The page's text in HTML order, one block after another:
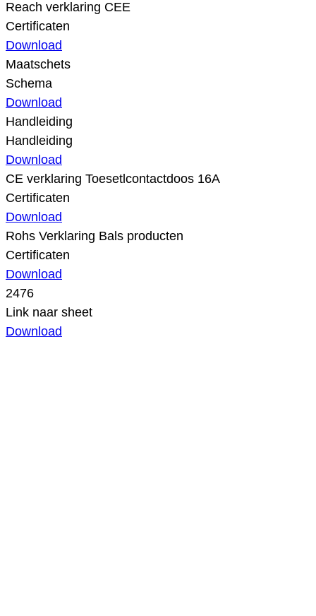
Reach verklaring CEE
Certificaten
Download
Maatschets
Schema
Download
Handleiding
Handleiding
Download
CE verklaring Toesetlcontactdoos 16A
Certificaten
Download
Rohs Verklaring Bals producten
Certificaten
Download
2476
Link naar sheet
Download